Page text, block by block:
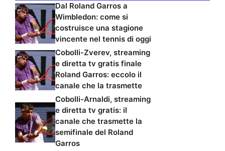
Dal Roland Garros a
Wimbledon: come si
costruisce una stagione
vincente nel tennis di oggi
Cobolli-Zverev, streaming
e diretta tv gratis finale
Roland Garros: eccolo il
canale che la trasmette
Cobolli-Arnaldi, streaming
e diretta tv gratis: il
canale che trasmette la
semifinale del Roland
Garros